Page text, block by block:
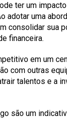
ter um
adotar uma
consolidar sua
financeira.
em um
com outras
talentos e a
são um